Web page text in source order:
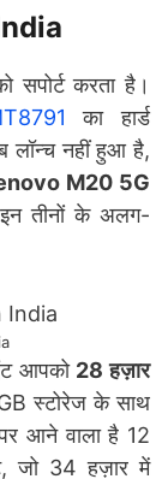
करता है।
का हार्ड
लॉन्च नहीं हुआ है,
M20 5G
इन तीनों के अलग-
आपको28 हज़ार
स्टोरेज के साथ
आने वाला है 12
जो 34 हज़ार में